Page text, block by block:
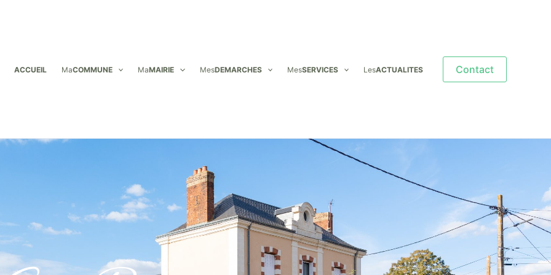
ACCUEIL MaCOMMUNE MaMAIRIE MesDEMARCHES MesSERVICES LesACTUALITES Contact